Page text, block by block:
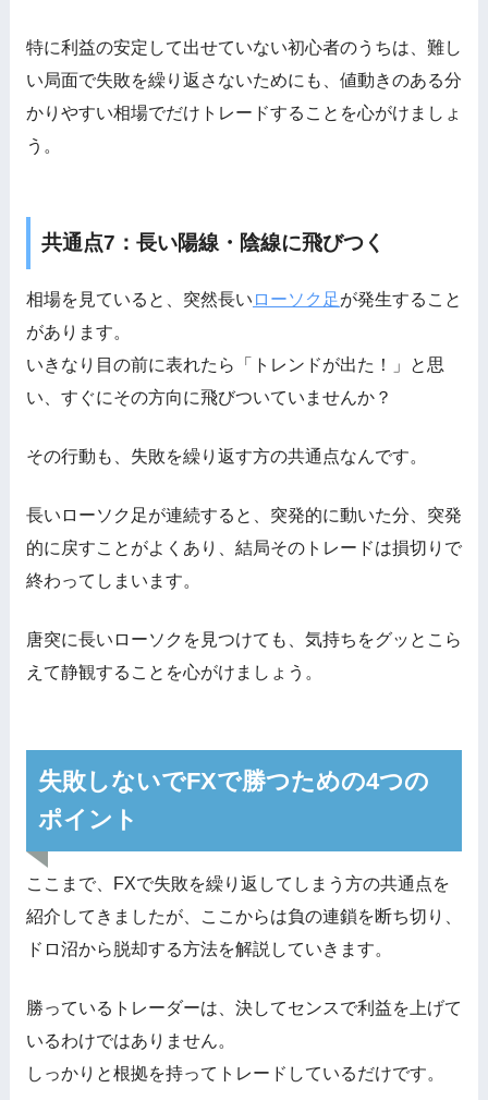
特に利益の安定して出せていない初心者のうちは、難し
い局面で失敗を繰り返さないためにも、値動きのある分
かりやすい相場でだけトレードすることを心がけましょ
う。
共通点7：長い陽線・陰線に飛びつく
相場を見ていると、突然長い ローソク足が発生すること
があります。
いきなり目の前に表れたら「トレンドが出た！」と思
い、すぐにその方向に飛びついていませんか？
その行動も、失敗を繰り返す方の共通点なんです。
長いローソク足が連続すると、突発的に動いた分、突発
的に戻すことがよくあり、結局そのトレードは損切りで
終わってしまいます。
唐突に長いローソクを見つけても、気持ちをグッとこら
えて静観することを心がけましょう。
失敗しないでFXで勝つための4つの
ポイント
ここまで、FXで失敗を繰り返してしまう方の共通点を
紹介してきましたが、ここからは負の連鎖を断ち切り、
ドロ沼から脱却する方法を解説していきます。
勝っているトレーダーは、決してセンスで利益を上げて
いるわけではありません。
しっかりと根拠を持ってトレードしているだけです。